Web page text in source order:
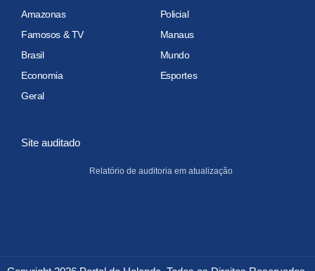
Amazonas
Policial
Famosos & TV
Manaus
Brasil
Mundo
Economia
Esportes
Geral
Site auditado
Relatório de auditoria em atualização